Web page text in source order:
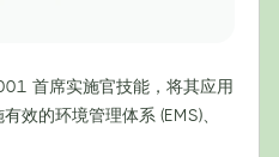
首席实施官技能，将其应用
效的环境管理体系 (EMS)、